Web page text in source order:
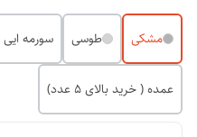
مشکی طوسی سورمه ایی
عمده ( خرید بالای 5 عدد)